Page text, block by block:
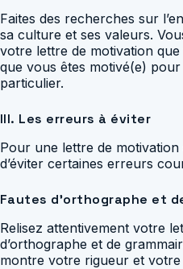
Faites des recherches sur
sa culture et ses valeurs.
votre lettre de motivation
que vous êtes motivé(e)
particulier.
III. Les erreurs à éviter
Pour une lettre de
d’éviter certaines erreurs
Fautes d’orthographe et
Relisez attentivement votre
d’orthographe et de
montre votre rigueur et